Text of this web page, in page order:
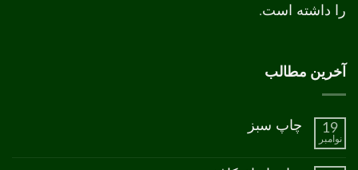
را داشته است.
آخرین مطالب
19
نوامبر
چاپ سبز
برای
ثبت